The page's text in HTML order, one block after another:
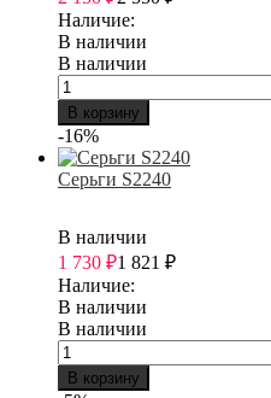
Наличие:
В наличии
В наличии
В корзину
-16%
Серьги S2240
В наличии
1 730 ₽1 821 ₽
Наличие:
В наличии
В наличии
В корзину